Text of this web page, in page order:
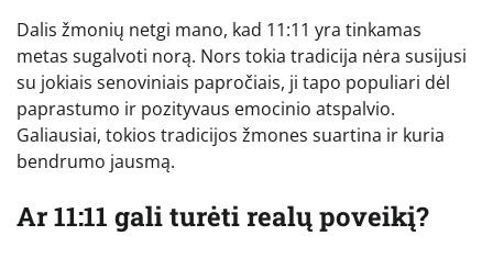
Dalis žmonių netgi mano, kad 11:11 yra tinkamas
metas sugalvoti norą. Nors tokia tradicija nėra susijusi
su jokiais senoviniais papročiais, ji tapo populiari dėl
paprastumo ir pozityvaus emocinio atspalvio.
Galiausiai, tokios tradicijos žmones suartina ir kuria
bendrumo jausmą.
Ar 11:11 gali turėti realų poveikį?